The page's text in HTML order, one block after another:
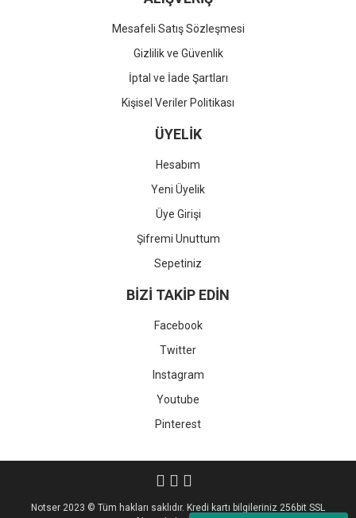
Mesafeli Satış Sözleşmesi
Gizlilik ve Güvenlik
İptal ve İade Şartları
Kişisel Veriler Politikası
ÜYELİK
Hesabım
Yeni Üyelik
Üye Girişi
Şifremi Unuttum
Sepetiniz
BİZİ TAKİP EDİN
Facebook
Twitter
Instagram
Youtube
Pinterest
Notser 2023 © Tüm hakları saklıdır. Kredi kartı bilgileriniz 256bit SSL